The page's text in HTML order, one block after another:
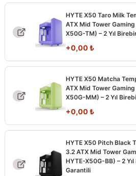
HYTE X50 Taro Milk
ATX Mid Tower
X50G-TM) – 2 Yıl
+0,00 ₺
HYTE X50 Matcha
ATX Mid Tower
X50G-MM) – 2 Yıl
+0,00 ₺
HYTE X50 Pitch Black
3.2 ATX Mid Tower
HYTE-X50G-BB) – 2
Garantili